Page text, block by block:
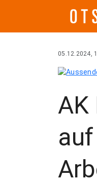
05.12.2024,
AK